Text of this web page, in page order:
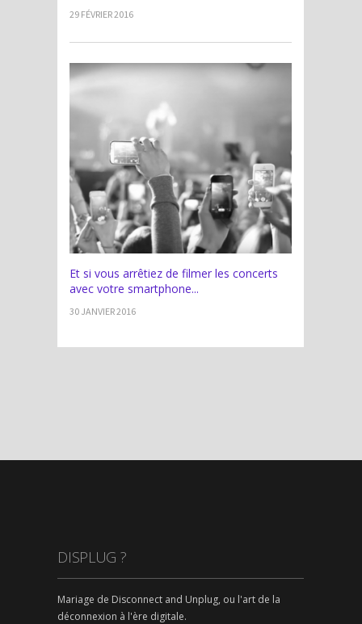
29 FÉVRIER 2016
Et si vous arrêtiez de filmer les concerts
avec votre smartphone...
30 JANVIER 2016
DISPLUG ?
Mariage de Disconnect and Unplug, ou l'art de la
déconnexion à l'ère digitale.